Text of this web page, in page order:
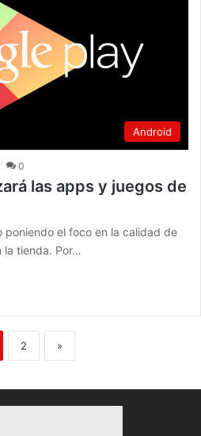
Android
0
las apps y juegos de
poniendo el foco en la calidad de
la tienda. Por…
2 »